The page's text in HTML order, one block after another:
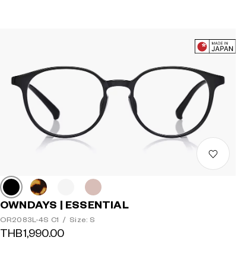
OWNDAYS | ESSENTIAL
OR2083L-4S C1 / Size: S
THB1,990.00